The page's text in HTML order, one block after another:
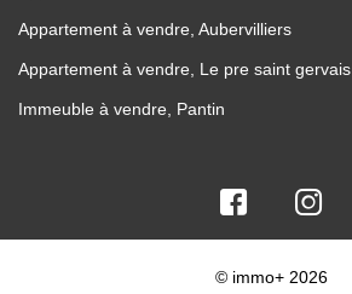
Appartement à vendre, Aubervilliers
Appartement à vendre, Le pre saint gervais
Immeuble à vendre, Pantin
© immo+ 2026